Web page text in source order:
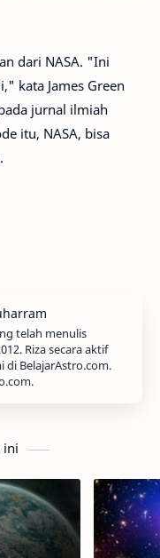
dari NASA. "Ini
kata James Green
jurnal ilmiah
itu, NASA, bisa
telah menulis
Riza secara aktif
di BelajarAstro.com.
ini